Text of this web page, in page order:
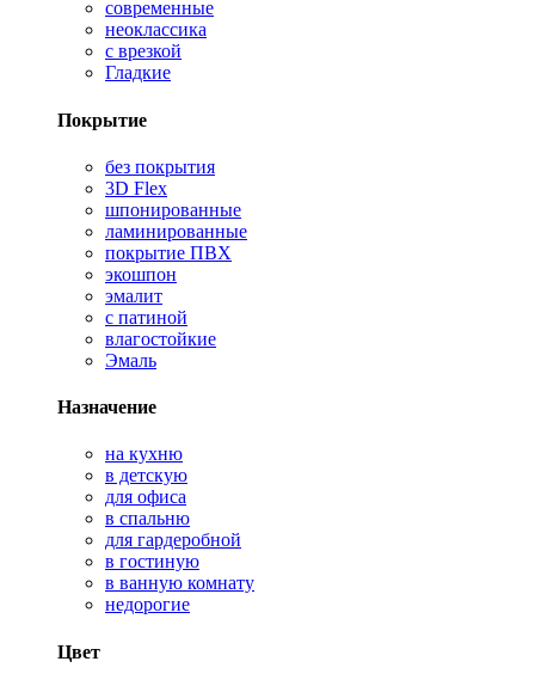
современные
неоклассика
с врезкой
Гладкие
Покрытие
без покрытия
3D Flex
шпонированные
ламинированные
покрытие ПВХ
экошпон
эмалит
с патиной
влагостойкие
Эмаль
Назначение
на кухню
в детскую
для офиса
в спальню
для гардеробной
в гостиную
в ванную комнату
недорогие
Цвет